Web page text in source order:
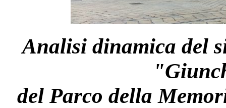
Analisi dinamica del
del Parco della